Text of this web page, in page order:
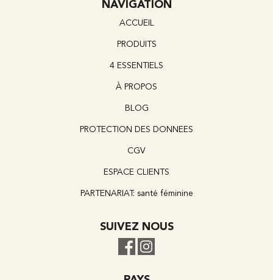
NAVIGATION
ACCUEIL
PRODUITS
4 ESSENTIELS
À PROPOS
BLOG
PROTECTION DES DONNEES
CGV
ESPACE CLIENTS
PARTENARIAT: santé féminine
SUIVEZ NOUS